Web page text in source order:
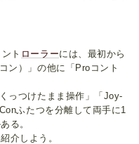
ト ローラーには、最初から
ン）」の他に「Proコント
っつけたまま操作」「Joy-
ふたつを分離して両手に1
る。
介しよう。